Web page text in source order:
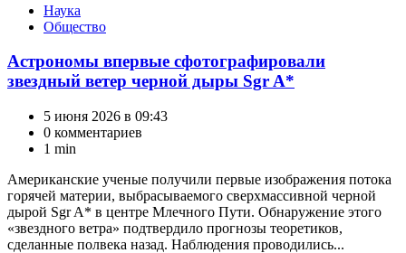
Категории
Наука
Общество
Астрономы впервые сфотографировали
звездный ветер черной дыры Sgr A*
5 июня 2026 в 09:43
0 комментариев
1 min
Американские ученые получили первые изображения потока
горячей материи, выбрасываемого сверхмассивной черной
дырой Sgr A* в центре Млечного Пути. Обнаружение этого
«звездного ветра» подтвердило прогнозы теоретиков,
сделанные полвека назад. Наблюдения проводились...